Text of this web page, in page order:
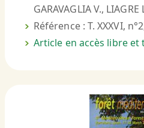
GARAVAGLIA V., LIAGRE
Référence : T. XXXVI,
Article en accès libre